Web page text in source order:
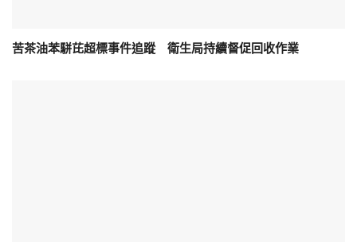
苦茶油苯駢芘超標事件追蹤 衛生局持續督促回收作業